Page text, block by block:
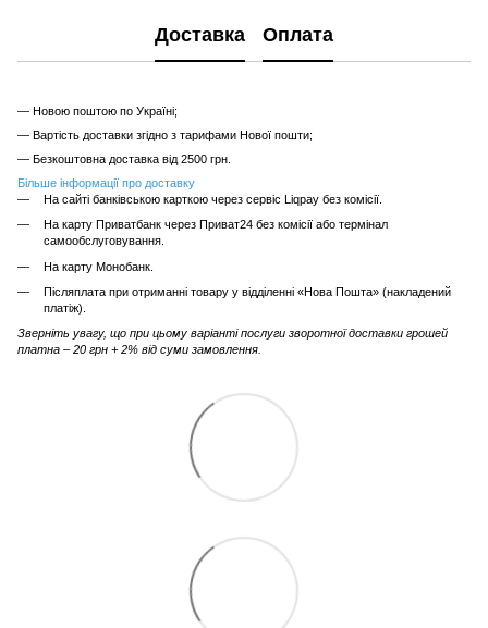
Доставка Оплата
— Новою поштою по Україні;
— Вартість доставки згідно з тарифами Нової пошти;
— Безкоштовна доставка від 2500 грн.
Більше інформації про доставку
На сайті банківською карткою через сервіс Liqpay без комісії.
На карту Приватбанк через Приват24 без комісії або термінал
самообслуговування.
На карту Монобанк.
Післяплата при отриманні товару у відділенні «Нова Пошта» (накладений
платіж).
Зверніть увагу, що при цьому варіанті послуги зворотної доставки грошей
платна – 20 грн + 2% від суми замовлення.